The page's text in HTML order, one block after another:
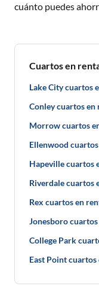
cuánto puedes
Cuartos en
Lake City cuartos
Conley cuartos en
Morrow cuartos
Ellenwood
Hapeville cuartos
Riverdale cuartos
Rex cuartos en
Jonesboro
College Park
East Point cuartos